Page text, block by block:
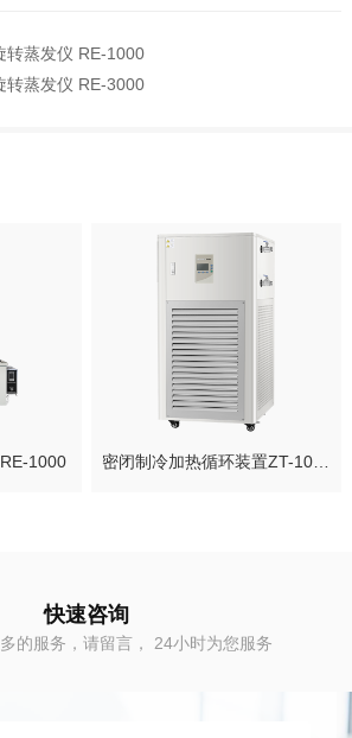
转蒸发仪 RE-1000
转蒸发仪 RE-3000
1000
快速咨询
的服务，请留言， 24小时为您服务